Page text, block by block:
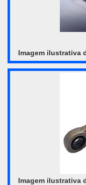
Imagem ilustrativa
Imagem ilustrativa